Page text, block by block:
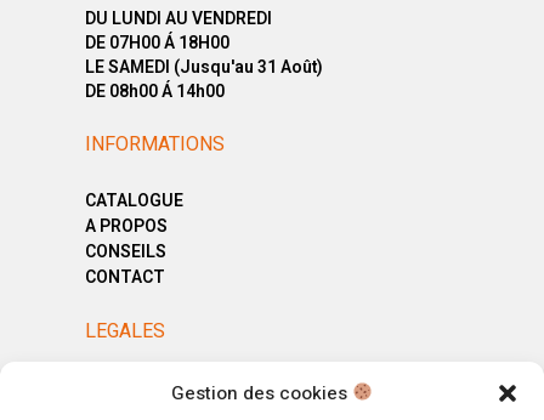
Gestion des cookies
DU LUNDI AU VENDREDI
DE 07H00 Á 18H00
LE SAMEDI (Jusqu'au 31 Août)
DE 08h00 Á 14h00
INFORMATIONS
CATALOGUE
A PROPOS
CONSEILS
CONTACT
LEGALES
MENTIONS LÉGALES